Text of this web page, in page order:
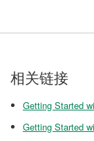
相关链接
Getting Started
Getting Started